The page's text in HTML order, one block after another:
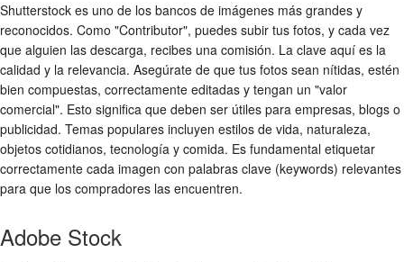
Shutterstock es uno de los bancos de imágenes más grandes y
reconocidos. Como "Contributor", puedes subir tus fotos, y cada vez
que alguien las descarga, recibes una comisión. La clave aquí es la
calidad y la relevancia. Asegúrate de que tus fotos sean nítidas, estén
bien compuestas, correctamente editadas y tengan un "valor
comercial". Esto significa que deben ser útiles para empresas, blogs o
publicidad. Temas populares incluyen estilos de vida, naturaleza,
objetos cotidianos, tecnología y comida. Es fundamental etiquetar
correctamente cada imagen con palabras clave (keywords) relevantes
para que los compradores las encuentren.
Adobe Stock